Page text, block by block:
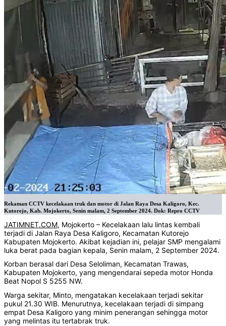
Rekaman CCTV kecelakaan truk dan motor di Jalan Raya Desa Kaligoro, Kec.
Kutorejo, Kab. Mojokerto, Senin malam, 2 September 2024. Dok: Repro CCTV
JATIMNET.COM, Mojokerto – Kecelakaan lalu lintas kembali
terjadi di Jalan Raya Desa Kaligoro, Kecamatan Kutorejo
Kabupaten Mojokerto. Akibat kejadian ini, pelajar SMP mengalami
luka berat pada bagian kepala, Senin malam, 2 September 2024.
Korban berasal dari Desa Seloliman, Kecamatan Trawas,
Kabupaten Mojokerto, yang mengendarai sepeda motor Honda
Beat Nopol S 5255 NW.
Warga sekitar, Minto, mengatakan kecelakaan terjadi sekitar
pukul 21.30 WIB. Menurutnya, kecelakaan terjadi di simpang
empat Desa Kaligoro yang minim penerangan sehingga motor
yang melintas itu tertabrak truk.